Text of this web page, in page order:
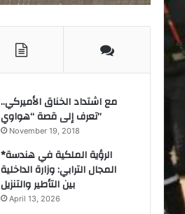
مع اشتداد الخناق الأميركي..
تعرف إلى قصة “هواوي”
November 19, 2018
*الرؤية الملكية في هندسة
المجال الترابي: وزارة الداخلية
بين التأطير والتنزيل
April 13, 2026